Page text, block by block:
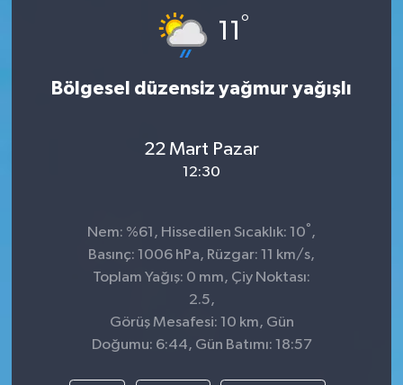
11°
Bölgesel düzensiz yağmur yağışlı
22 Mart Pazar
12:30
Nem: %61, Hissedilen Sıcaklık: 10° ,
Basınç: 1006 hPa, Rüzgar: 11 km/s,
Toplam Yağış: 0 mm, Çiy Noktası:
2.5,
Görüş Mesafesi: 10 km, Gün
Doğumu: 6:44, Gün Batımı: 18:57